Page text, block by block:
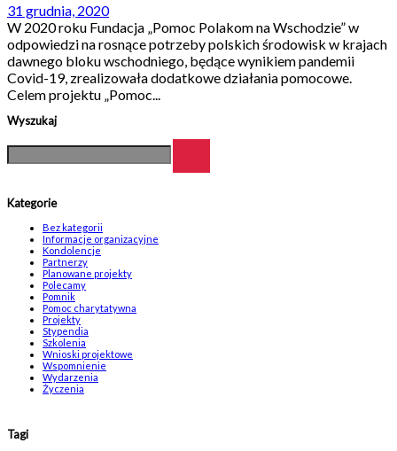
31 grudnia, 2020
W 2020 roku Fundacja „Pomoc Polakom na Wschodzie” w
odpowiedzi na rosnące potrzeby polskich środowisk w krajach
dawnego bloku wschodniego, będące wynikiem pandemii
Covid-19, zrealizowała dodatkowe działania pomocowe.
Celem projektu „Pomoc...
Wyszukaj
Kategorie
Bez kategorii
Informacje organizacyjne
Kondolencje
Partnerzy
Planowane projekty
Polecamy
Pomnik
Pomoc charytatywna
Projekty
Stypendia
Szkolenia
Wnioski projektowe
Wspomnienie
Wydarzenia
Życzenia
Tagi